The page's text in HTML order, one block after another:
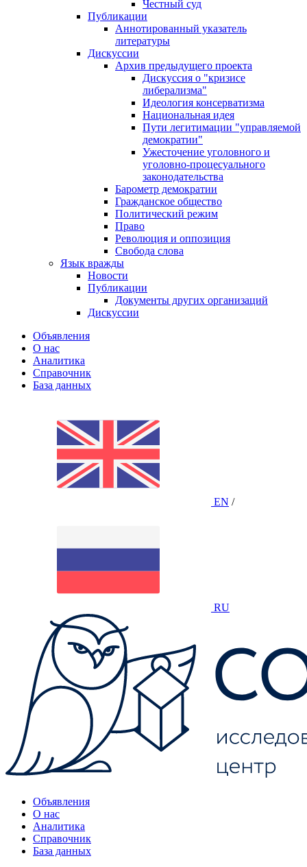
Честный суд
Публикации
Аннотированный указатель
литературы
Дискуссии
Архив предыдущего проекта
Дискуссия о "кризисе
либерализма"
Идеология консерватизма
Национальная идея
Пути легитимации "управляемой
демократии"
Ужесточение уголовного и
уголовно-процесуального
законодательства
Барометр демократии
Гражданское общество
Политический режим
Право
Революция и оппозиция
Свобода слова
Язык вражды
Новости
Публикации
Документы других организаций
Дискуссии
Объявления
О нас
Аналитика
Справочник
База данных
EN /
RU
Объявления
О нас
Аналитика
Справочник
База данных